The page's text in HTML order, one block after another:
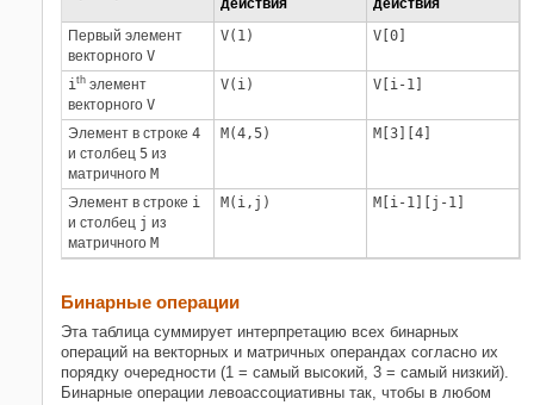
действия
действия
Первый элемент
векторного V
V(1) V[0]
ith элемент
векторного V
V(i) V[i-1]
Элемент в строке 4
и столбец 5 из
матричного M
M(4,5) M[3][4]
Элемент в строке i
и столбец j из
матричного M
M(i,j) M[i-1][j-1]
Бинарные операции
Эта таблица суммирует интерпретацию всех бинарных
операций на векторных и матричных операндах согласно их
порядку очередности (1 = самый высокий, 3 = самый низкий).
Бинарные операции левоассоциативны так, чтобы в любом